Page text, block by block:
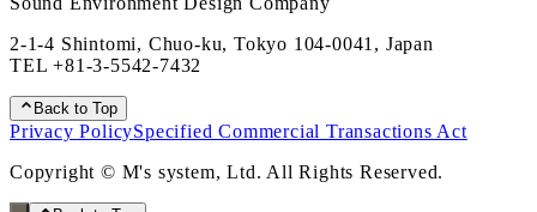
2-1-4 Shintomi, Chuo-ku, Tokyo 104-0041, Japan
TEL+81-3-5542-7432
Back to Top
Privacy PolicySpecified Commercial Transactions Act
Copyright © M's system, Ltd. All Rights Reserved.